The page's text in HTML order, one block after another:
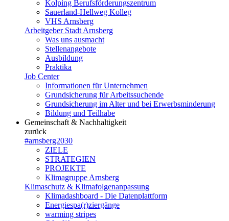
Kolping Berufsförderungszentrum
Sauerland-Hellweg Kolleg
VHS Arnsberg
Arbeitgeber Stadt Arnsberg
Was uns ausmacht
Stellenangebote
Ausbildung
Praktika
Job Center
Informationen für Unternehmen
Grundsicherung für Arbeitssuchende
Grundsicherung im Alter und bei Erwerbsminderung
Bildung und Teilhabe
Gemeinschaft & Nachhaltigkeit
zurück
#arnsberg2030
ZIELE
STRATEGIEN
PROJEKTE
Klimagruppe Arnsberg
Klimaschutz & Klimafolgenanpassung
Klimadashboard - Die Datenplattform
Energiespa(r)ziergänge
warming stripes